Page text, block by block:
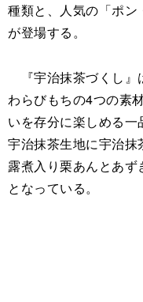
種類と、人気の「ポ
が登場する。
『宇治抹茶づくし』
わらびもちの4つの素
いを存分に楽しめる一
宇治抹茶生地に宇治
露煮入り栗あんとあ
となっている。